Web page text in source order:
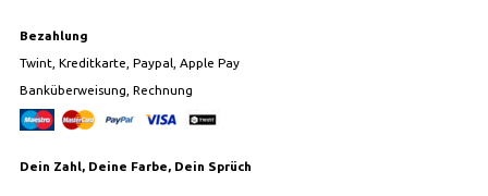
Bezahlung
Twint, Kreditkarte, Paypal, Apple Pay
Banküberweisung, Rechnung
Dein Zahl, Deine Farbe, Dein Sprüch